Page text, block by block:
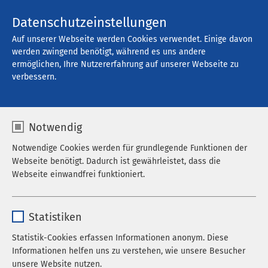
Offene Stellen
Filter
742 Stellenangebote gefunden
Datenschutzeinstellungen
Auf unserer Webseite werden Cookies verwendet. Einige davon
werden zwingend benötigt, während es uns andere
ermöglichen, Ihre Nutzererfahrung auf unserer Webseite zu
verbessern.
Notwendig
Notwendige Cookies werden für grundlegende Funktionen der
Webseite benötigt. Dadurch ist gewährleistet, dass die
Webseite einwandfrei funktioniert.
Laufzeit 278 Tage
Statistiken
Statistik-Cookies erfassen Informationen anonym. Diese
Informationen helfen uns zu verstehen, wie unsere Besucher
unsere Website nutzen.